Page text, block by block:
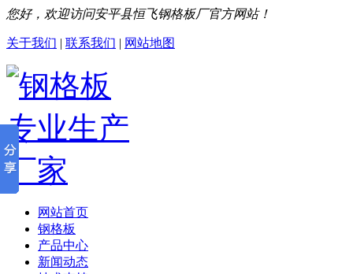
您好，欢迎访问安平县恒飞钢格板厂官方网站！
关于我们 | 联系我们 | 网站地图
网站首页
钢格板
产品中心
新闻动态